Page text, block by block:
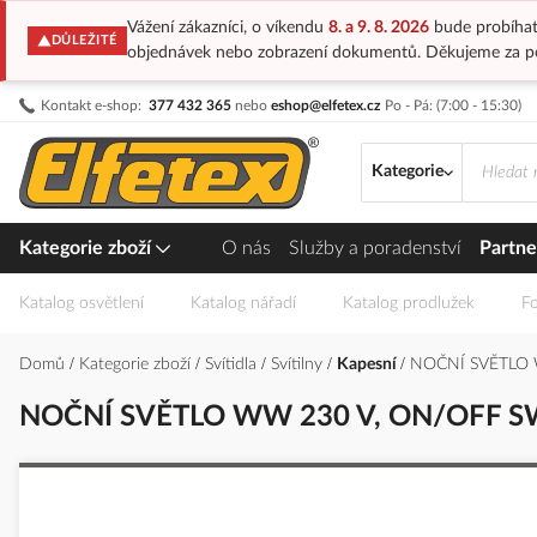
DŮLEŽITÉ
Vážení zákazníci, o víkendu 8. a 9. 8. 2026bude probíhat
objednávek nebo zobrazení dokumentů. Děkujeme za
Kontakt e-shop: 377 432 365 nebo eshop@elfetex.cz Po - Pá: (7:00 - 15:30)
Přejít
obsah
Kategorie
Kategorie zboží O nás Služby a poradenství
Katalog osvětlení Katalog nářadí Katalog prodlužek
Domů Kategorie zboží Svítidla Svítilny Kapesní NOČNÍ
NOČNÍ SVĚTLO WW 230 V, ON/OFF